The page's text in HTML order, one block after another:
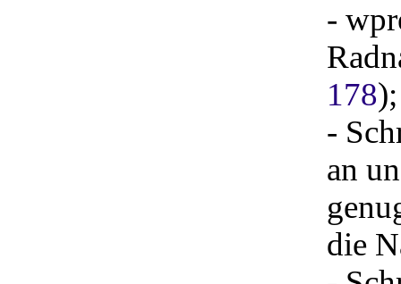
-
178);
-
an
die